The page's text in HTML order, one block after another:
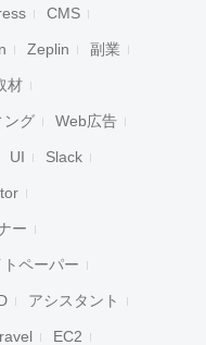
CMS
Zeplin 副業
材
ング Web広告
UI Slack
ー
トペーパー
アシスタント
EC2